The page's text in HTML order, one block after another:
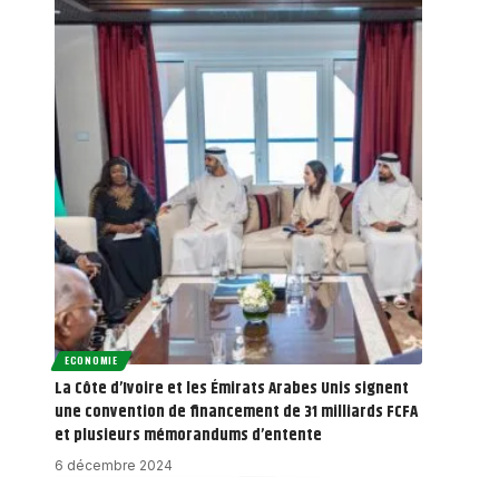
ECONOMIE
La Côte d’Ivoire et les Émirats Arabes Unis signent
une convention de financement de 31 milliards FCFA
et plusieurs mémorandums d’entente
6 décembre 2024